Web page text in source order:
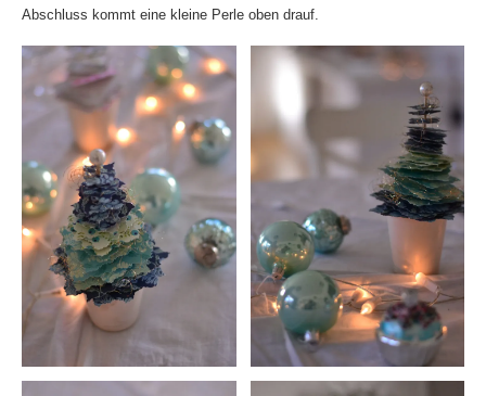
Abschluss kommt eine kleine Perle oben drauf.